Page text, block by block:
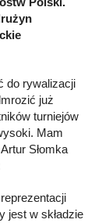
do rywalizacji
już
turniejów
Mam
Słomka
jest w składzie